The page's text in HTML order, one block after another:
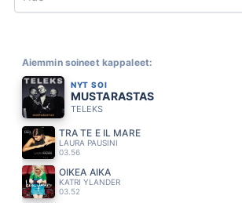
Aiemmin soineet kappaleet:
NYT SOI
MUSTARASTAS
TELEKS
TRA TE E IL MARE
LAURA PAUSINI
03.56
OIKEA AIKA
KATRI YLANDER
03.52